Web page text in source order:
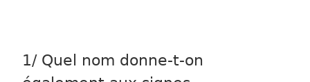
1/ Quel nom donne-t-on